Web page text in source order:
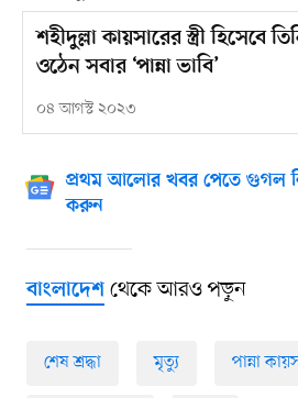
শহীদুল্লা কায়সারের স্ত্রী হিসেবে
ওঠেন সবার ‘পান্না ভাবি’
০৪ আগস্ট ২০২৩
প্রথম আলোর খবর পেতে গুগল
করুন
বাংলাদেশথেকে আরও পড়ুন
শেষ শ্রদ্ধা মৃত্যু পান্না